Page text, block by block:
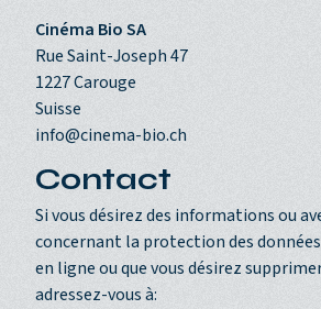
Cinéma Bio SA
Rue Saint-Joseph 47
1227 Carouge
Suisse
info@cinema-bio.ch
Contact
Si vous désirez des informations ou
concernant la protection des
en ligne ou que vous désirez
adressez-vous à: